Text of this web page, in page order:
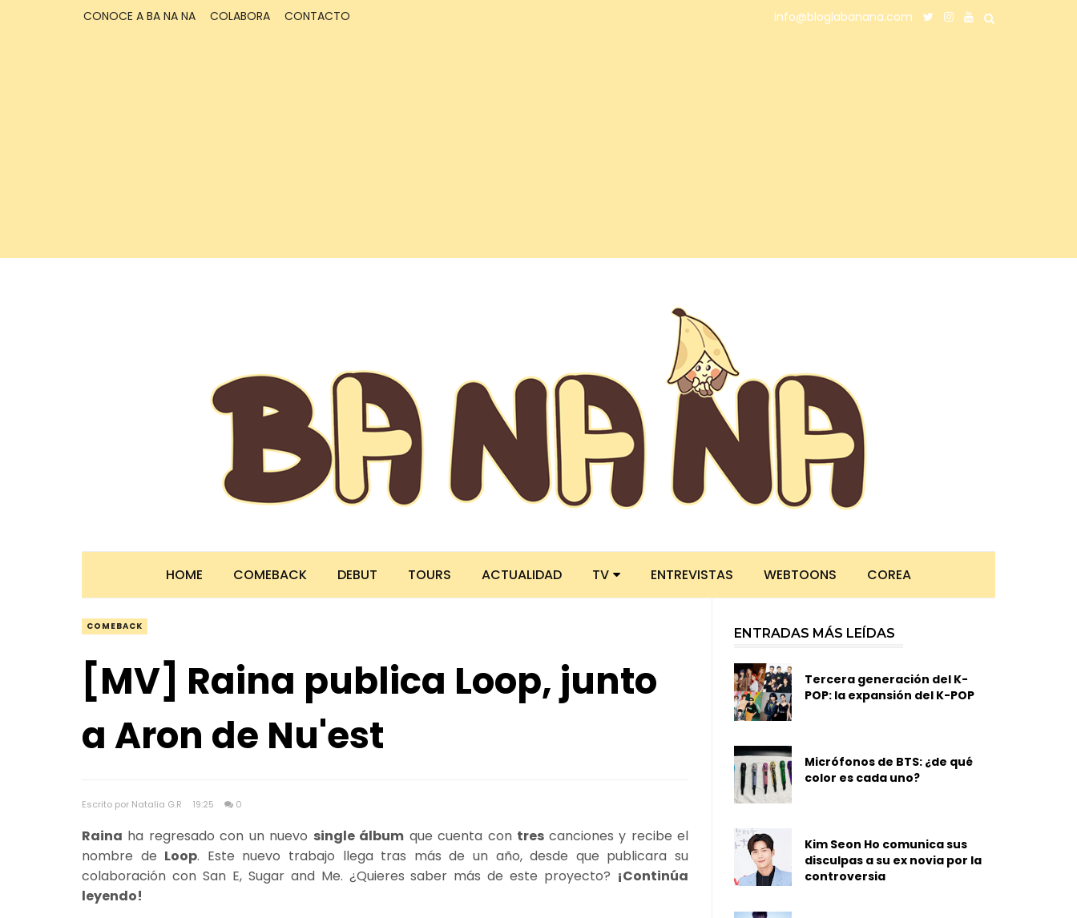
CONOCE A BA NA NA COLABORA CONTACTO info@bloglabanana.com
HOME COMEBACK DEBUT TOURS ACTUALIDAD TV ENTREVISTAS WEBTOONS COREA
COMEBACK
[MV] Raina publica Loop, junto
a Aron de Nu'est
Escrito por Natalia G.R 19:25 0
Raina ha regresado con un nuevo single álbum que cuenta con tres canciones y recibe el
nombre de Loop. Este nuevo trabajo llega tras más de un año, desde que publicara su
colaboración con San E, Sugar and Me. ¿Quieres saber más de este proyecto? ¡Continúa
leyendo!
ENTRADAS MÁS LEÍDAS
Tercera generación del K-
POP: la expansión del K-POP
Micrófonos de BTS: ¿de qué
color es cada uno?
Kim Seon Ho comunica sus
disculpas a su ex novia por la
controversia